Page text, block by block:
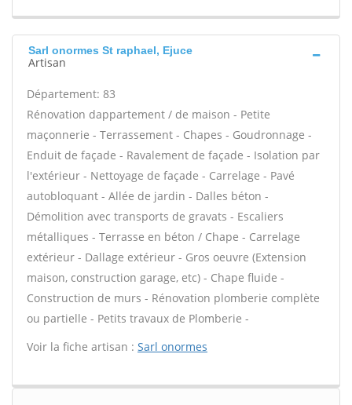
Sarl onormes St raphael, Ejuce
Artisan
Département: 83
Rénovation dappartement / de maison - Petite
maçonnerie - Terrassement - Chapes - Goudronnage -
Enduit de façade - Ravalement de façade - Isolation par
l'extérieur - Nettoyage de façade - Carrelage - Pavé
autobloquant - Allée de jardin - Dalles béton -
Démolition avec transports de gravats - Escaliers
métalliques - Terrasse en béton / Chape - Carrelage
extérieur - Dallage extérieur - Gros oeuvre (Extension
maison, construction garage, etc) - Chape fluide -
Construction de murs - Rénovation plomberie complète
ou partielle - Petits travaux de Plomberie -
Voir la fiche artisan : Sarl onormes